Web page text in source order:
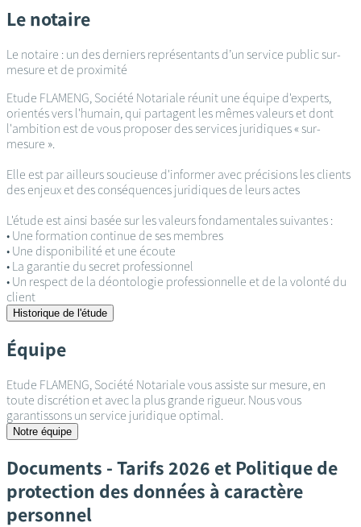
Le notaire
Le notaire : un des derniers représentants d’un service public sur-
mesure et de proximité
Etude FLAMENG, Société Notariale réunit une équipe d'experts,
orientés vers l'humain, qui partagent les mêmes valeurs et dont
l'ambition est de vous proposer des services juridiques « sur-
mesure ».
Elle est par ailleurs soucieuse d'informer avec précisions les clients
des enjeux et des conséquences juridiques de leurs actes
L'étude est ainsi basée sur les valeurs fondamentales suivantes :
• Une formation continue de ses membres
• Une disponibilité et une écoute
• La garantie du secret professionnel
• Un respect de la déontologie professionnelle et de la volonté du
client
Historique de l'étude
Équipe
Etude FLAMENG, Société Notariale vous assiste sur mesure, en
toute discrétion et avec la plus grande rigueur. Nous vous
garantissons un service juridique optimal.
Notre équipe
Documents - Tarifs 2026 et Politique de
protection des données à caractère
personnel